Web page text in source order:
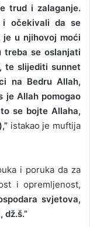
trud i zalaganje.
i očekivali da se
u njihovoj moći
treba se oslanjati
te slijediti sunnet
na Bedru Allah,
je Allah pomogao
se bojte Allaha,
istakao je muftija
i poruka da za
i opremljenost,
svjetova,
dž.š.”